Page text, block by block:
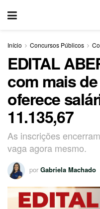
Início Concursos Públicos
EDITAL
com mais
oferece
11.135,67
As inscrições
vaga agora mesmo.
por Gabriela Machado